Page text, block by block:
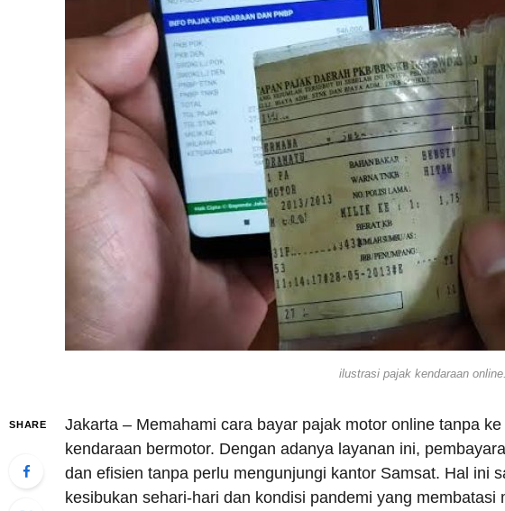
ilustrasi pajak kendaraan
SHARE
Jakarta – Memahami cara bayar pajak motor online tanpa
kendaraan bermotor. Dengan adanya layanan ini,
dan efisien tanpa perlu mengunjungi kantor Samsat. Hal ini
kesibukan sehari-hari dan kondisi pandemi yang membatasi